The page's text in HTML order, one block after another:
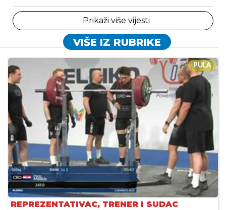
Prikaži više vijesti
VIŠE IZ RUBRIKE
PULA
REPREZENTATIVAC, TRENER I SUDAC